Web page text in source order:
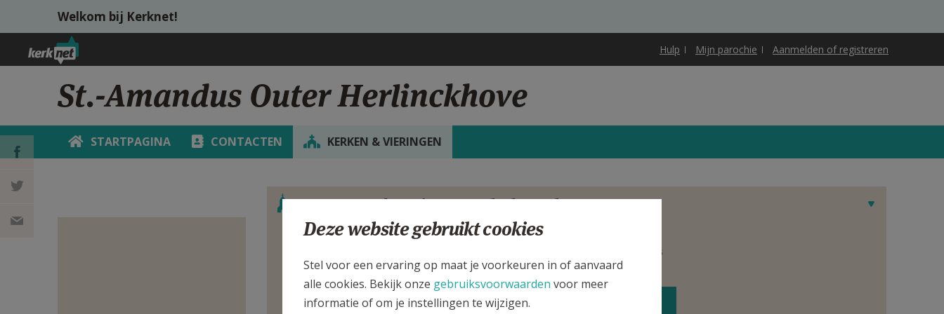
Overslaan en naar de inhoud gaan
Welkom bij Kerknet!
Hulp Mijn parochie Aanmelden of registreren
St.-Amandus Outer Herlinckhove
STARTPAGINA CONTACTEN KERKEN & VIERINGEN
DEEL OP
FACEBOOK
DEEL OP
VerbergenSt.-Amandus Ninove Nederhasselt
Bekijk de details voor de weekendvieringen die doorgaan in deze kerk, het adres
van de kerk, alsook een lijst met kerken in de buurt.
ALLE DETAILS TONEN
Deze website gebruikt cookies
Stel voor een ervaring op maat je voorkeuren in of aanvaard
alle cookies. Bekijk onze gebruiksvoorwaarden voor meer
informatie of om je instellingen te wijzigen.